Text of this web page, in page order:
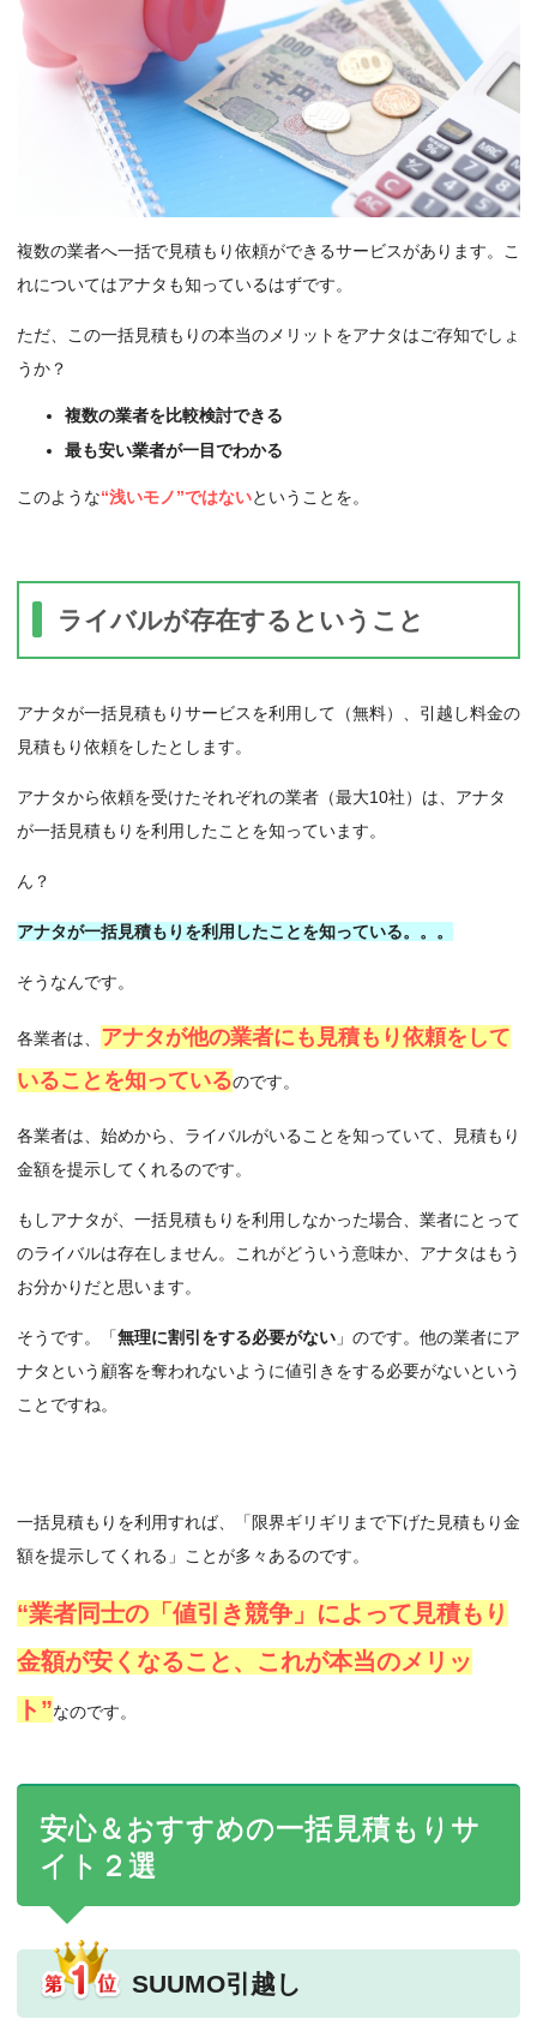
複数の業者へ一括で見積もり依頼ができるサービスがあります。こ
れについてはアナタも知っているはずです。
ただ、この一括見積もりの本当のメリットをアナタはご存知でしょ
うか？
複数の業者を比較検討できる
最も安い業者が一目でわかる
このような“浅いモノ”ではないということを。
ライバルが存在するということ
アナタが一括見積もりサービスを利用して（無料）、引越し料金の
見積もり依頼をしたとします。
アナタから依頼を受けたそれぞれの業者（最大10社）は、アナタ
が一括見積もりを利用したことを知っています。
ん？
アナタが一括見積もりを利用したことを知っている。。。
そうなんです。
各業者は、 アナタが他の業者にも見積もり依頼をして
いることを知っているのです。
各業者は、 始めから、ライバルがいることを知っていて、見積もり
金額を提示してくれるのです。
もしアナタが、一括見積もりを利用しなかった場合、業者にとって
のライバルは存在しません。これがどういう意味か、アナタはもう
お分かりだと思います。
そうです。「無理に割引をする必要がない 」のです。他の業者にア
ナタという顧客を奪われないように値引きをする必要がないという
ことですね。
一括見積もりを利用すれば、「 限界ギリギリまで下げた見積もり金
額を提示してくれる 」ことが多々あるのです。
“業者同士の「値引き競争」によって見積もり
金額が安くなること、これが本当のメリッ
ト”なのです。
安心＆おすすめの一括見積もりサ
イト２選
SUUMO引越し